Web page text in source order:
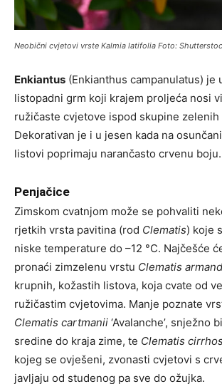
Neobični cvjetovi vrste Kalmia latifolia Foto:
Enkiantus (Enkianthus campanulatus) je
listopadni grm koji krajem proljeća nosi
ružičaste cvjetove ispod skupine zelenih
Dekorativan je i u jesen kada na
listovi poprimaju narančasto crvenu boju.
Penjačice
Zimskom cvatnjom može se pohvaliti
rjetkih vrsta pavitina (rod Clematis) koje
niske temperature do –12 °C. Najčešće
pronaći zimzelenu vrstu Clematis
krupnih, kožastih listova, koja cvate od
ružičastim cvjetovima. Manje poznate
Clematis cartmanii ‘Avalanche’, snježno
sredine do kraja zime, te Clematis
kojeg se ovješeni, zvonasti cvjetovi s
javljaju od studenog pa sve do ožujka.